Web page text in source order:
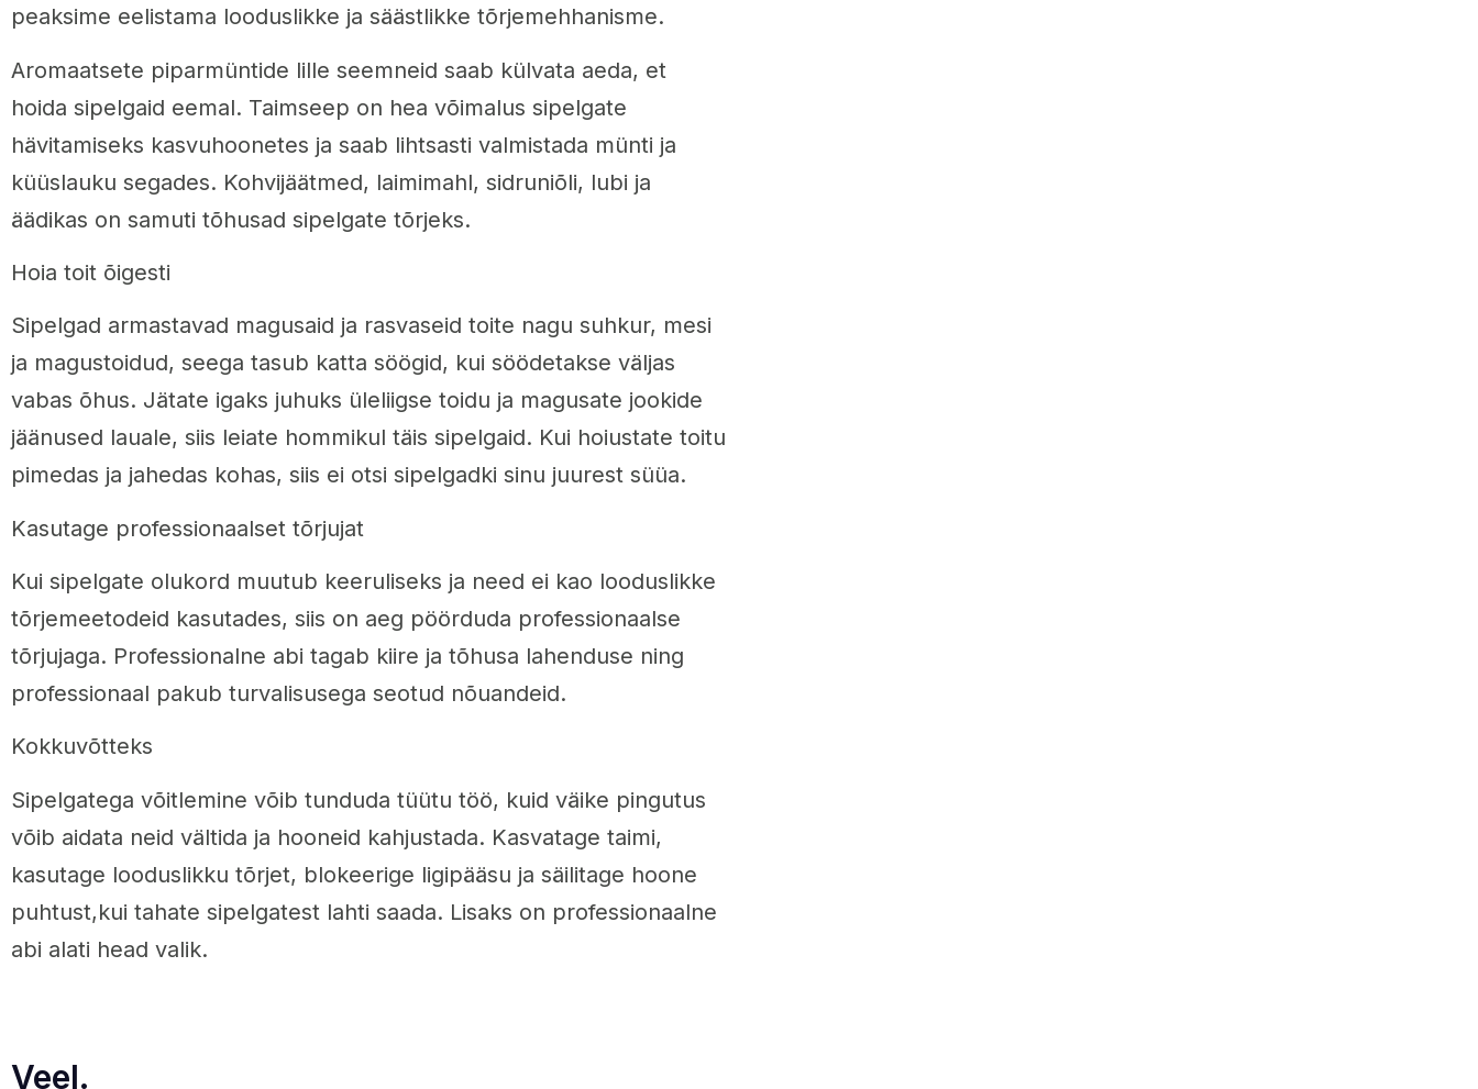
peaksime eelistama looduslikke ja säästlikke tõrjemehhanisme.
Aromaatsete piparmüntide lille seemneid saab külvata aeda, et
hoida sipelgaid eemal. Taimseep on hea võimalus sipelgate
hävitamiseks kasvuhoonetes ja saab lihtsasti valmistada münti ja
küüslauku segades. Kohvijäätmed, laimimahl, sidruniõli, lubi ja
äädikas on samuti tõhusad sipelgate tõrjeks.
Hoia toit õigesti
Sipelgad armastavad magusaid ja rasvaseid toite nagu suhkur, mesi
ja magustoidud, seega tasub katta söögid, kui söödetakse väljas
vabas õhus. Jätate igaks juhuks üleliigse toidu ja magusate jookide
jäänused lauale, siis leiate hommikul täis sipelgaid. Kui hoiustate toitu
pimedas ja jahedas kohas, siis ei otsi sipelgadki sinu juurest süüa.
Kasutage professionaalset tõrjujat
Kui sipelgate olukord muutub keeruliseks ja need ei kao looduslikke
tõrjemeetodeid kasutades, siis on aeg pöörduda professionaalse
tõrjujaga. Professionalne abi tagab kiire ja tõhusa lahenduse ning
professionaal pakub turvalisusega seotud nõuandeid.
Kokkuvõtteks
Sipelgatega võitlemine võib tunduda tüütu töö, kuid väike pingutus
võib aidata neid vältida ja hooneid kahjustada. Kasvatage taimi,
kasutage looduslikku tõrjet, blokeerige ligipääsu ja säilitage hoone
puhtust,kui tahate sipelgatest lahti saada. Lisaks on professionaalne
abi alati head valik.
Veel.